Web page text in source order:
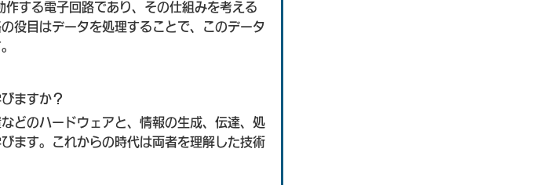
する電子回路であり、その仕組みを考える
役目はデータを処理することで、このデータ
ますか？
どのハードウェアと、情報の生成、伝達、処
ます。これからの時代は両者を理解した技術